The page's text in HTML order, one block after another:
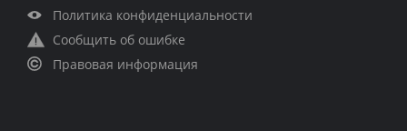
Политика конфиденциальности
Сообщить об ошибке
Правовая информация